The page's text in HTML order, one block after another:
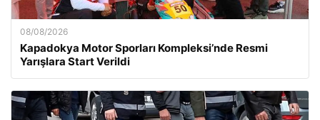
08/08/2026
Kapadokya Motor Sporları Kompleksi’nde Resmi
Yarışlara Start Verildi